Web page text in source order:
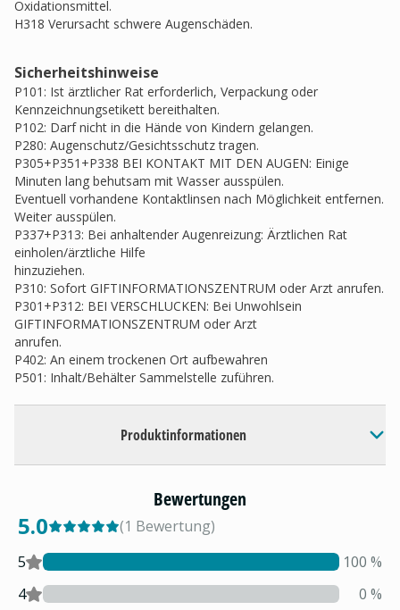
Oxidationsmittel.
H318 Verursacht schwere Augenschäden.
Sicherheitshinweise
P101: Ist ärztlicher Rat erforderlich, Verpackung oder
Kennzeichnungsetikett bereithalten.
P102: Darf nicht in die Hände von Kindern gelangen.
P280: Augenschutz/Gesichtsschutz tragen.
P305+P351+P338 BEI KONTAKT MIT DEN AUGEN: Einige
Minuten lang behutsam mit Wasser ausspülen.
Eventuell vorhandene Kontaktlinsen nach Möglichkeit entfernen.
Weiter ausspülen.
P337+P313: Bei anhaltender Augenreizung: Ärztlichen Rat
einholen/ärztliche Hilfe
hinzuziehen.
P310: Sofort GIFTINFORMATIONSZENTRUM oder Arzt anrufen.
P301+P312: BEI VERSCHLUCKEN: Bei Unwohlsein
GIFTINFORMATIONSZENTRUM oder Arzt
anrufen.
P402: An einem trockenen Ort aufbewahren
P501: Inhalt/Behälter Sammelstelle zuführen.
Produktinformationen
Bewertungen
5.0 (1 Bewertung)
5
100 %
4
0 %